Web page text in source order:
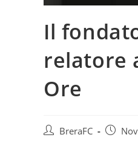
Il
relatore
Ore
BreraFC